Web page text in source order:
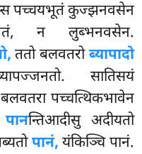
पच्चयभूतं कुज्झनवसेन
न लुब्भनवसेन.
ततो बलवतरोब्यापादो
सातिसयं
बलवतरा पच्चत्थिकभावेन
न्तिआदीसु अदीयतो
पानं, यंकिञ्चि पानं.